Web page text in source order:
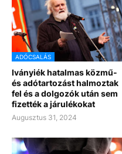
ADÓCSALÁS
Iványiék hatalmas közmű-
és adótartozást halmoztak
fel és a dolgozók után sem
fizették a járulékokat
Augusztus 31, 2024